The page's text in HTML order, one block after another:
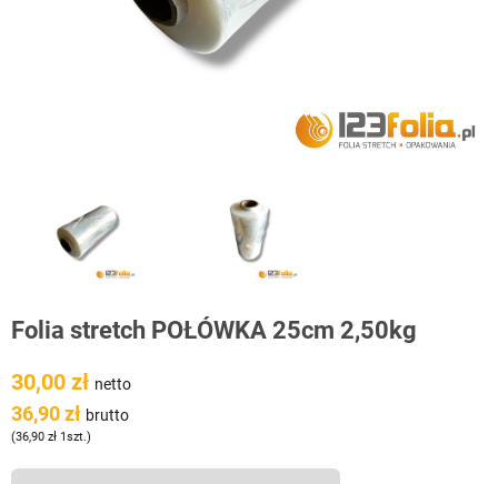
Folia stretch POŁÓWKA 25cm 2,50kg
30,00 zł netto
36,90 zł brutto
(36,90 zł 1szt.)